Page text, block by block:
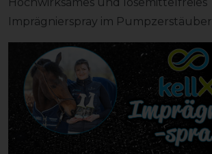
Imprägnierspray im Pumpzerstäuber